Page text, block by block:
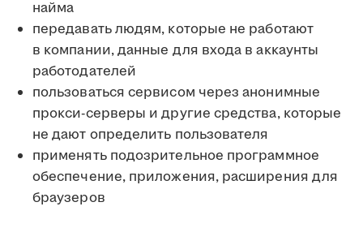
найма
передавать людям, которые не работают
в компании, данные для входа в аккаунты
работодателей
пользоваться сервисом через анонимные
прокси-серверы и другие средства, которые
не дают определить пользователя
применять подозрительное программное
обеспечение, приложения, расширения для
браузеров